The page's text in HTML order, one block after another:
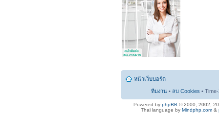
หน้าเว็บบอร์ด
ทีมงาน • ลบ Cookies •
Powered by phpBB © 2000, 2002,
Thai language by Mindphp.com &